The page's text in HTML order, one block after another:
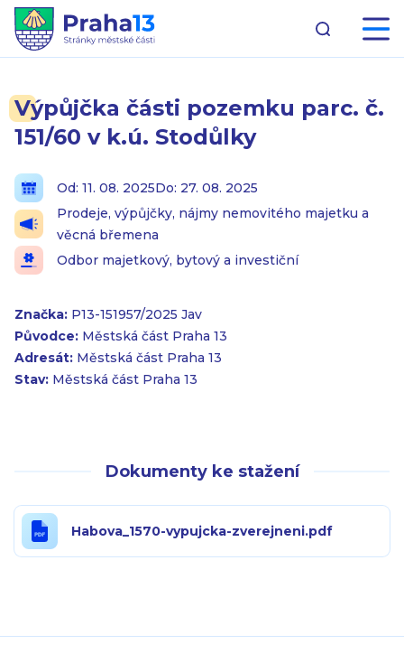
Výpůjčka části pozemku parc. č.
151/60 v k.ú. Stodůlky
Od: 11. 08. 2025Do: 27. 08. 2025
Prodeje, výpůjčky, nájmy nemovitého majetku a
věcná břemena
Odbor majetkový, bytový a investiční
Značka: P13-151957/2025 Jav
Původce: Městská část Praha 13
Adresát: Městská část Praha 13
Stav: Městská část Praha 13
Dokumenty ke stažení
Habova_1570-vypujcka-zverejneni.pdf